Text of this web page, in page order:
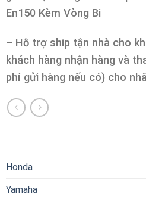
En150 Kèm Vòng Bi
– Hỗ trợ ship tận nhà cho
khách hàng nhận hàng và
phí gửi hàng nếu có) cho
Honda
Yamaha